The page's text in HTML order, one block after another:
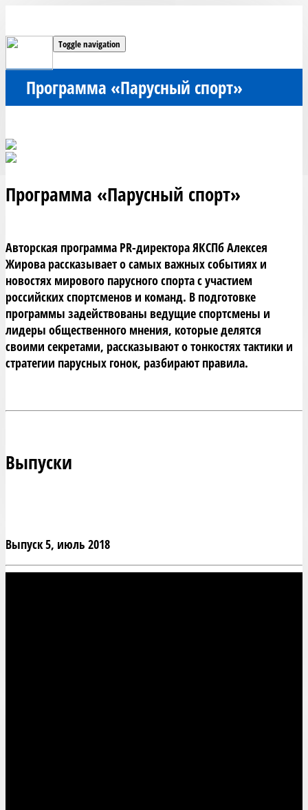
Toggle navigation
Программа «Парусный спорт»
Программа «Парусный спорт»
Авторская программа PR-директора ЯКСПб Алексея
Жирова рассказывает о самых важных событиях и
новостях мирового парусного спорта с участием
российских спортсменов и команд. В подготовке
программы задействованы ведущие спортсмены и
лидеры общественного мнения, которые делятся
своими секретами, рассказывают о тонкостях тактики и
стратегии парусных гонок, разбирают правила.
Выпуски
Выпуск 5, июль 2018